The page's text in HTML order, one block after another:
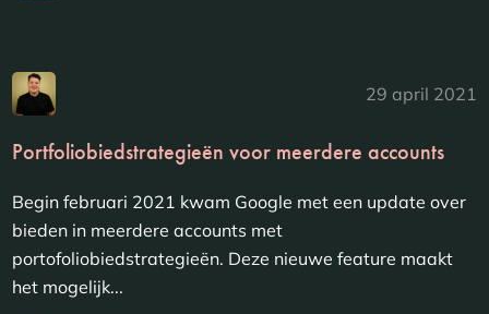
29 april 2021
Portfoliobiedstrategieën voor meerdere accounts
Begin februari 2021 kwam Google met een update over
bieden in meerdere accounts met
portofoliobiedstrategieën. Deze nieuwe feature maakt
het mogelijk...